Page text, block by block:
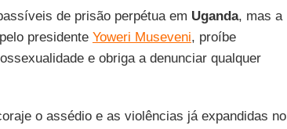
de prisão perpétua em Uganda, mas a
presidente Yoweri Museveni, proíbe
e obriga a denunciar qualquer
o assédio e as violências já expandidas no